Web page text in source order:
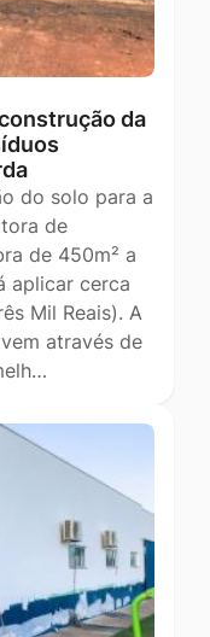
da
do solo para a
de
de 450m² a
aplicar cerca
Mil Reais). A
através de